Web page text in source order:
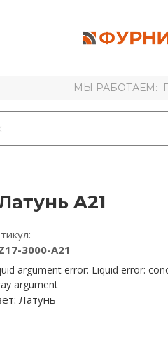
МЫ РАБОТАЕМ:
A21
3000-A21
argument error: Liquid error:
argument
Латунь